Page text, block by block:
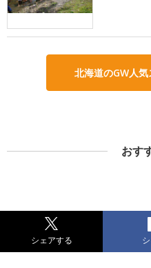
北海道のGW人
おす
シェアする